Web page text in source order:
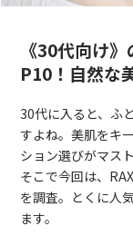
《30代向け
P10！自然な
30代に入ると、ふ
すよね。美肌をキ
ション選びがマスト
そこで今回は、
を調査。とくに人
ます。